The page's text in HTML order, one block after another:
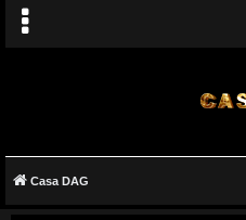
Casa DAG